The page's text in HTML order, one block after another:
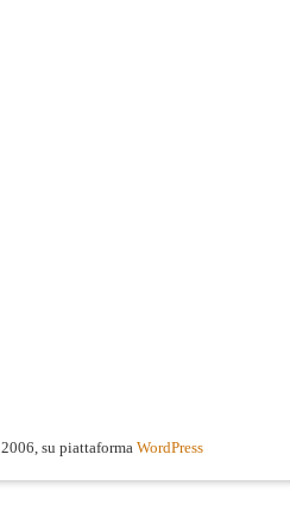
2006, su piattaforma WordPress